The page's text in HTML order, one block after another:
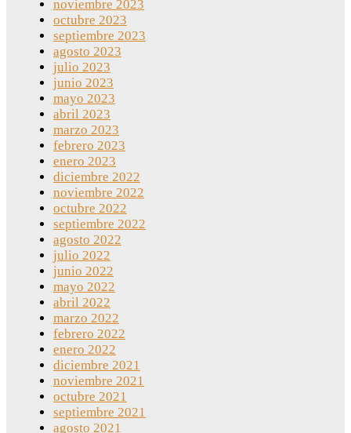
noviembre 2023
octubre 2023
septiembre 2023
agosto 2023
julio 2023
junio 2023
mayo 2023
abril 2023
marzo 2023
febrero 2023
enero 2023
diciembre 2022
noviembre 2022
octubre 2022
septiembre 2022
agosto 2022
julio 2022
junio 2022
mayo 2022
abril 2022
marzo 2022
febrero 2022
enero 2022
diciembre 2021
noviembre 2021
octubre 2021
septiembre 2021
agosto 2021